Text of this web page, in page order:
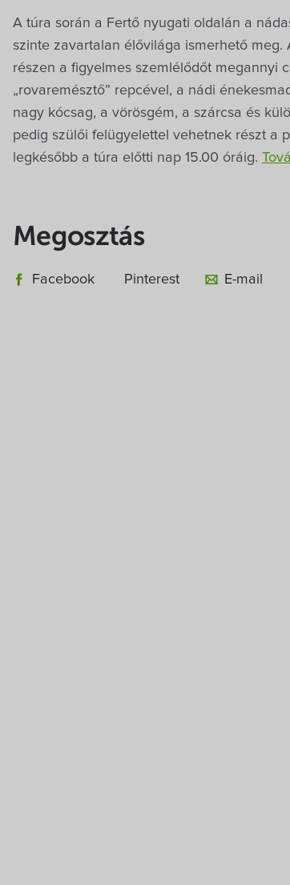
A túra során a Fertő nyugati oldalán a
szinte zavartalan élővilága ismerhető
részen a figyelmes szemlélődőt megannyi
„rovaremésztő” repcével, a nádi
nagy kócsag, a vörösgém, a szárcsa és
pedig szülői felügyelettel vehetnek részt a
legkésőbb a túra előtti nap 15.00 óráig.
Megosztás
Facebook Pinterest E-mail